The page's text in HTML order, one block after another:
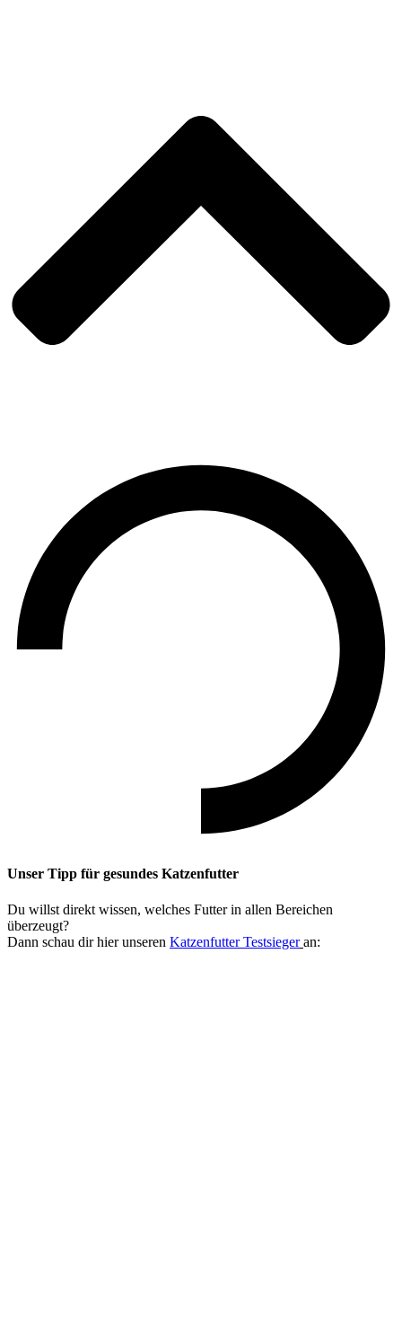
Unser Tipp für gesundes Katzenfutter
Du willst direkt wissen, welches Futter in allen Bereichen
überzeugt?
Dann schau dir hier unseren Katzenfutter Testsieger an: